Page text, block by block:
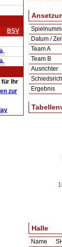
BSV
für Ihr
zur
Datum /
Team A
Team B
Ausrichter
Ergebnis
Halle
Name